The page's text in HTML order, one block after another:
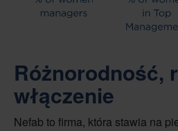
Różnorodność,
włączenie
Nefab to firma, która stawia na